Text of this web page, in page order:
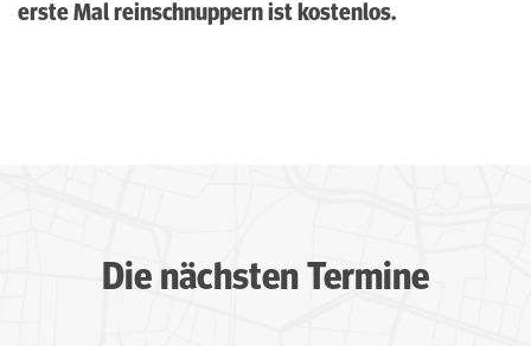
erste Mal reinschnuppern ist kostenlos.
Die nächsten Termine